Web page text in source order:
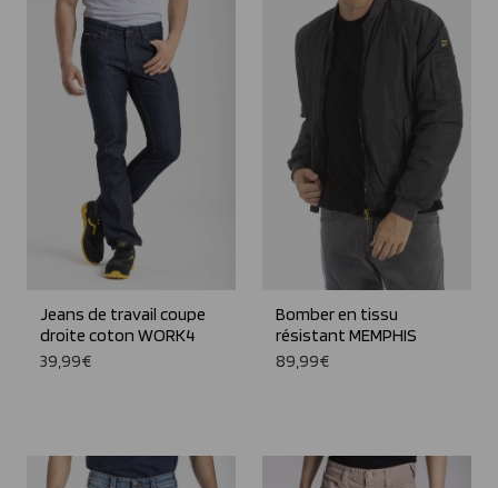
Jeans de travail coupe
droite coton WORK4
39,99€
Bomber en tissu
résistant MEMPHIS
89,99€